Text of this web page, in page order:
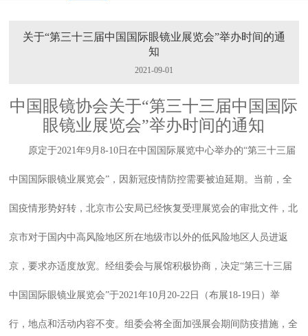
关于“第三十三届中国国际眼镜业展览会”举办时间的通
知
2021-09-01
中国眼镜协会关于“第三十三届中国国际
眼镜业展览会”举办时间的通知
原定于2021年9月8-10日在中国国际展览中心举办的“第三十三届
中国国际眼镜业展览会”，因新冠疫情防控需要被迫延期。当前，全
国疫情形势好转，北京市公安局已经恢复受理展览会的审批文件，北
京市对于国内中高风险地区所在地级市以外的低风险地区人员进返
京，要求亦适度放宽。经组委会与展馆积极协商，决定“第三十三届
中国国际眼镜业展览会”于2021年10月20-22日（布展18-19日）举
行，地点和活动内容不变。组委会将全面加强展会期间防疫措施，全